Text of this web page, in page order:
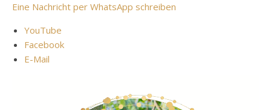
Eine Nachricht per WhatsApp schreiben
YouTube
Facebook
E-Mail